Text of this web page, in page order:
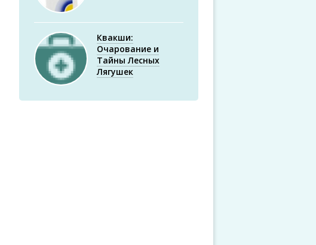
Квакши:
Очарование и
Тайны Лесных
Лягушек